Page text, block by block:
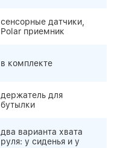
сенсорные датчики,
Polar приемник
в комплекте
держатель для
бутылки
два варианта хвата
руля: у сиденья и у